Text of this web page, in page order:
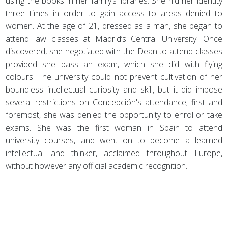
three times in order to gain access to areas denied to
women. At the age of 21, dressed as a man, she began to
attend law classes at Madrid’s Central University. Once
discovered, she negotiated with the Dean to attend classes
provided she pass an exam, which she did with flying
colours. The university could not prevent cultivation of her
boundless intellectual curiosity and skill, but it did impose
several restrictions on Concepción's attendance; first and
foremost, she was denied the opportunity to enrol or take
exams. She was the first woman in Spain to attend
university courses, and went on to become a learned
intellectual and thinker, acclaimed throughout Europe,
without however any official academic recognition.